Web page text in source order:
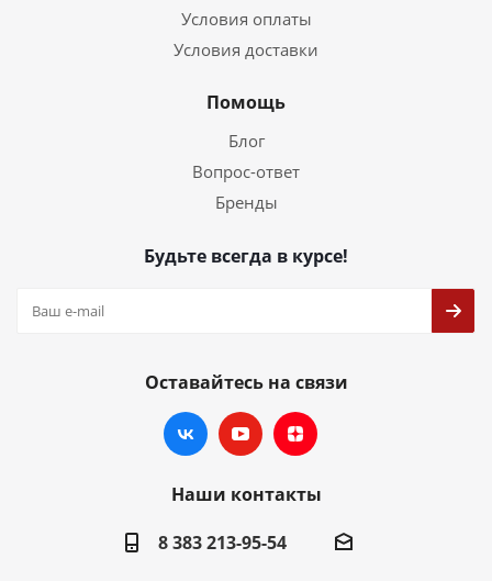
Условия оплаты
Условия доставки
Помощь
Блог
Вопрос-ответ
Бренды
Будьте всегда в курсе!
Оставайтесь на связи
Наши контакты
8 383 213-95-54